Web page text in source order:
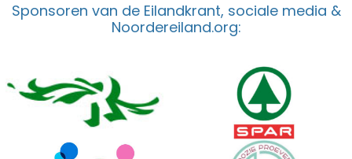
Sponsoren van de Eilandkrant, sociale media &
Noordereiland.org: